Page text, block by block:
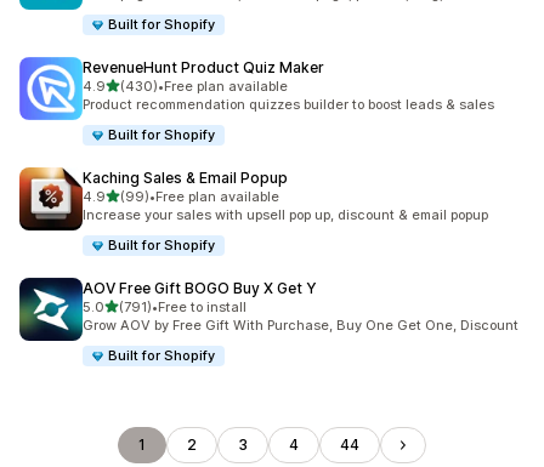
Built for Shopify
RevenueHunt Product Quiz Maker
4.9滿分 5 顆星
(430)
共有 430 則評價
•Free plan available
Product recommendation quizzes builder to boost leads & sales
Built for Shopify
Kaching Sales & Email Popup
4.9滿分 5 顆星
(99)
共有 99 則評價
•Free plan available
Increase your sales with upsell pop up, discount & email popup
Built for Shopify
AOV Free Gift BOGO Buy X Get Y
5.0滿分 5 顆星
(791)
共有 791 則評價
•Free to install
Grow AOV by Free Gift With Purchase, Buy One Get One, Discount
Built for Shopify
1 2 3 4 44